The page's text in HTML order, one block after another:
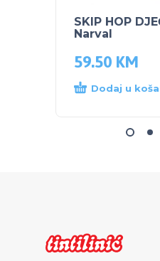
SKIP HOP
Narval
59.50 KM
Dodaj u